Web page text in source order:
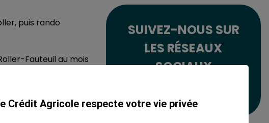
puis rando
Fauteuil au mois
les 24H du Mans
SUIVEZ-NOUS SUR
LES RÉSEAUX
SOCIAUX
Lien vers le compte
Lien vers le compte
Crédit Agricole respecte votre vie privée